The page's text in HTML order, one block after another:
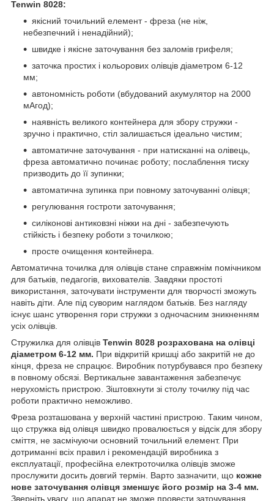
Tenwin 8028:
якісний точильний елемент - фреза (не ніж,
небезпечний і ненадійний);
швидке і якісне заточування без заломів грифеля;
заточка простих і кольорових олівців діаметром 6-12
мм;
автономність роботи (вбудований акумулятор на 2000
мАгод);
наявність великого контейнера для збору стружки -
зручно і практично, стіл залишається ідеально чистим;
автоматичне заточування - при натисканні на олівець,
фреза автоматично починає роботу; послаблення тиску
призводить до її зупинки;
автоматична зупинка при повному заточуванні олівця;
регулювання гостроти заточування;
силіконові антиковзні ніжки на дні - забезпечують
стійкість і безпеку роботи з точилкою;
просте очищення контейнера.
Автоматична точилка для олівців стане справжнім помічником
для батьків, педагогів, вихователів. Завдяки простоті
використання, заточувати інструменти для творчості зможуть
навіть діти. Але під суворим наглядом батьків. Без нагляду
існує шанс утворення гори стружки з одночасним зникненням
усіх олівців.
Стружилка для олівців Tenwin 8028 розрахована на олівці
діаметром 6-12 мм. При відкритій кришці або закритій не до
кінця, фреза не спрацює. Виробник потурбувався про безпеку
в повному обсязі. Вертикальне завантаження забезпечує
нерухомість пристрою. Зіштовхнути зі столу точилку під час
роботи практично неможливо.
Фреза розташована у верхній частині пристрою. Таким чином,
що стружка від олівця швидко провалюється у відсік для збору
сміття, не засмічуючи основний точильний елемент. При
дотриманні всіх правил і рекомендацій виробника з
експлуатації, професійна електроточилка олівців зможе
прослужити досить довгий термін. Варто зазначити, що кожне
нове заточування олівця зменшує його розмір на 3-4 мм.
Зверніть увагу, що апарат не зможе провести заточування